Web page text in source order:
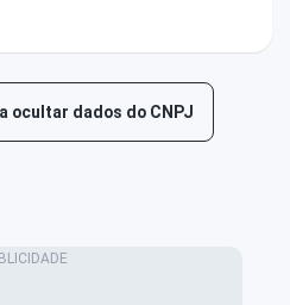
ocultar dados do CNPJ